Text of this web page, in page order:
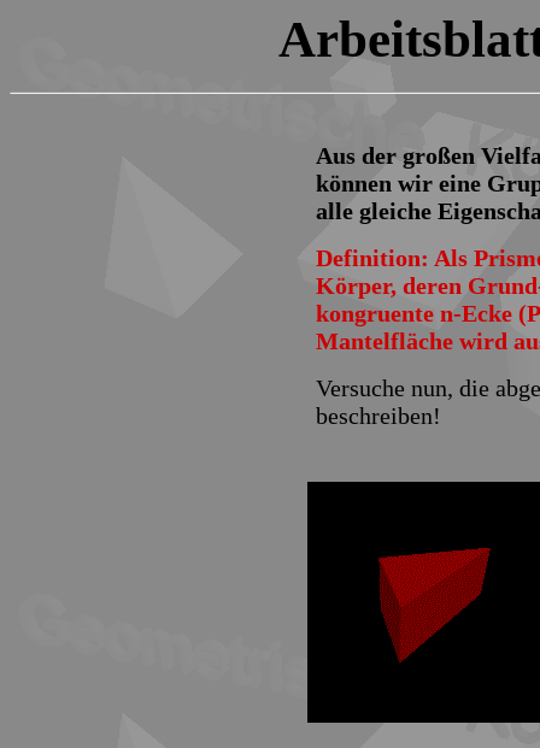
Aus der großen
können wir eine
alle gleiche
Definition: Als
Körper, deren
kongruente n-Ecke
Mantelfläche wird
Versuche nun, die
beschreiben!